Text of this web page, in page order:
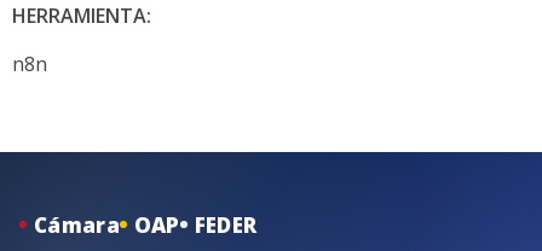
HERRAMIENTA:
n8n
Cámara OAP FEDER